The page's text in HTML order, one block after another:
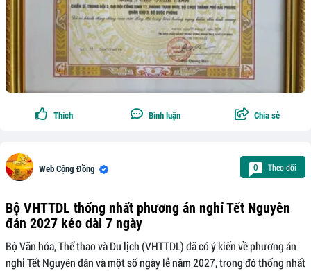
Thích Bình luận Chia sẻ
Web Cộng Đồng 0 Theo dõi
Bộ VHTTDL thống nhất phương án nghỉ Tết Nguyên
đán 2027 kéo dài 7 ngày
Bộ Văn hóa, Thể thao và Du lịch (VHTTDL) đã có ý kiến về phương án
nghỉ Tết Nguyên đán và một số ngày lễ năm 2027, trong đó thống nhất